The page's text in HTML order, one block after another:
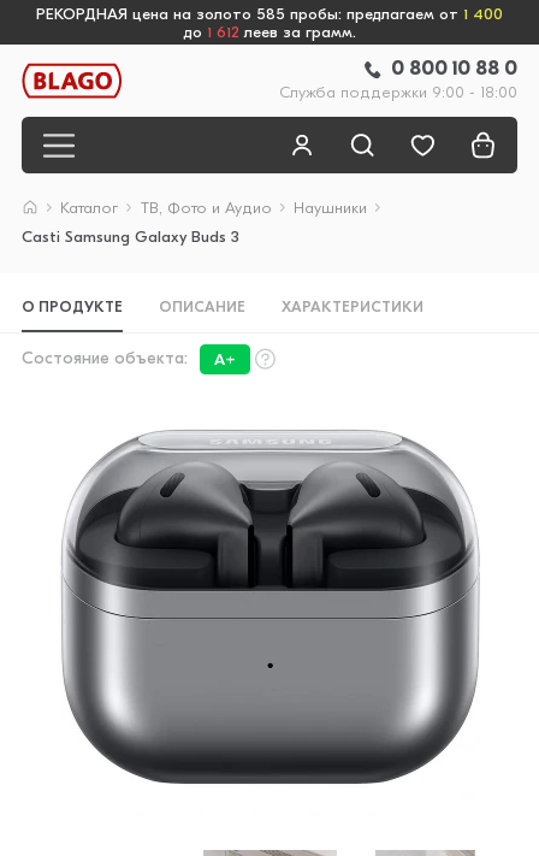
РЕКОРДНАЯ цена на золото 585 пробы: предлагаем от 1 400
до 1 612 леев за грамм.
0 800 10 88 0
Служба поддержки 9:00 - 18:00
Каталог ТВ, Фото и Аудио
Наушники
Casti Samsung Galaxy Buds 3
О ПРОДУКТЕ ОПИСАНИЕ ХАРАКТЕРИСТИКИ
Состояние объекта: A+